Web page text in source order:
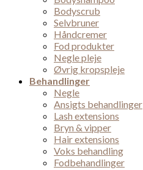
Bodyscrub
Selvbruner
Håndcremer
Fod produkter
Negle pleje
Øvrig kropspleje
Behandlinger
Negle
Ansigts behandlinger
Lash extensions
Bryn & vipper
Hair extensions
Voks behandling
Fodbehandlinger